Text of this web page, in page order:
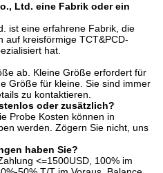
Ltd. eine Fabrik oder ein
ist eine erfahrene Fabrik, die
auf kreisförmige TCT&PCD-
hat.
ab. Kleine Größe erfordert für
Größe für kleine. Sie sind immer
zu kontaktieren.
oder zusätzlich?
Probe Kosten können in
werden. Zögern Sie nicht, uns
haben Sie?
<=1500USD, 100% im